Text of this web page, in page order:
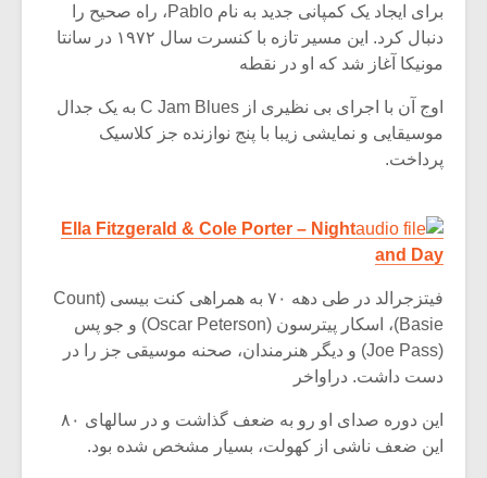
برای ایجاد یک کمپانی جدید به نام Pablo، راه صحیح را
دنبال کرد. این مسیر تازه با کنسرت سال ۱۹۷۲ در سانتا
مونیکا آغاز شد که او در نقطه
اوج آن با اجرای بی نظیری از C Jam Blues به یک جدال
موسیقایی و نمایشی زیبا با پنج نوازنده جز کلاسیک
پرداخت.
Ella Fitzgerald & Cole Porter – Night
and Day
فیتزجرالد در طی دهه ۷۰ به همراهی کنت بیسی (Count
Basie)، اسکار پیترسون (Oscar Peterson) و جو پس
(Joe Pass) و دیگر هنرمندان، صحنه موسیقی جز را در
دست داشت. دراواخر
این دوره صدای او رو به ضعف گذاشت و در سالهای ۸۰
این ضعف ناشی از کهولت، بسیار مشخص شده بود.